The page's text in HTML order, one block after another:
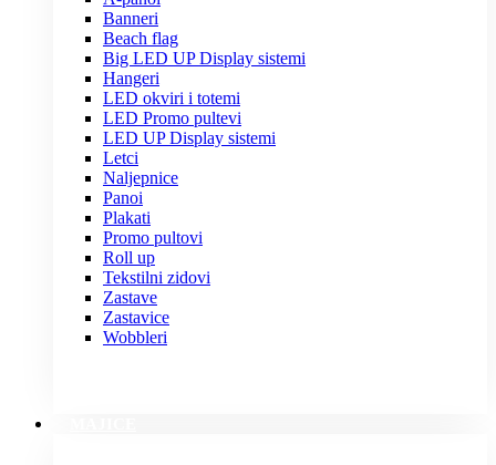
Banneri
Beach flag
Big LED UP Display sistemi
Hangeri
LED okviri i totemi
LED Promo pultevi
LED UP Display sistemi
Letci
Naljepnice
Panoi
Plakati
Promo pultovi
Roll up
Tekstilni zidovi
Zastave
Zastavice
Wobbleri